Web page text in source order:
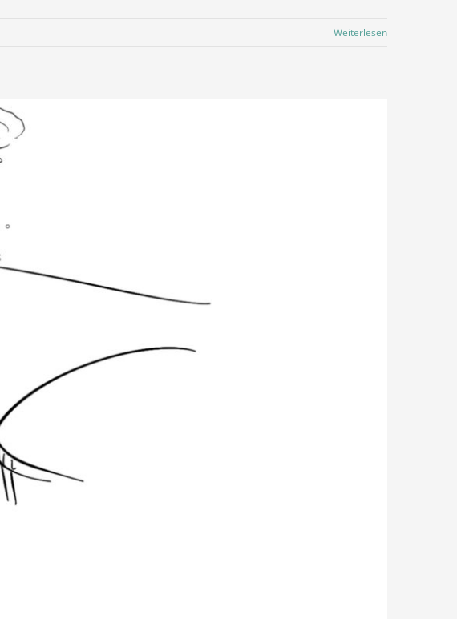
Weiterlesen